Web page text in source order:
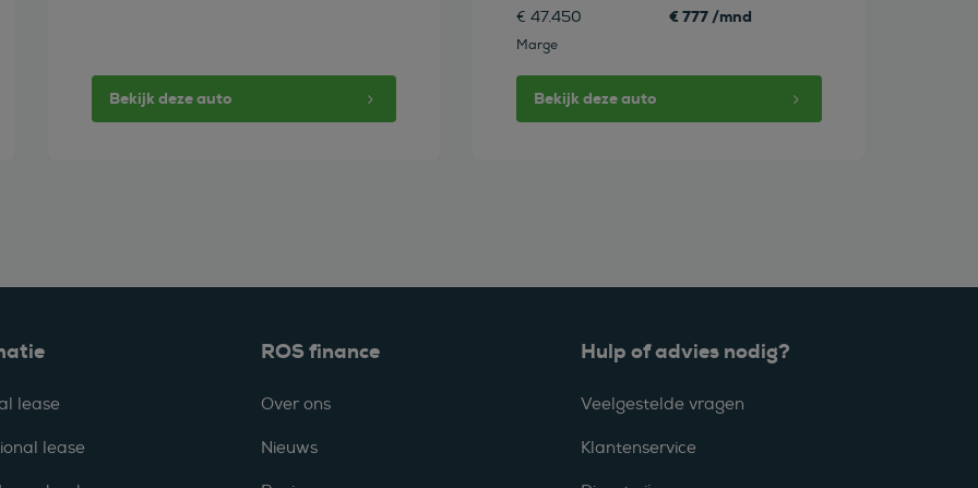
Bekijk deze auto
€ 47.450
Marge
€ 777 /mnd
Bekijk deze auto
lease
lease
ROS finance
Over ons
Nieuws
Hulp of advies nodig?
Veelgestelde vragen
Klantenservice